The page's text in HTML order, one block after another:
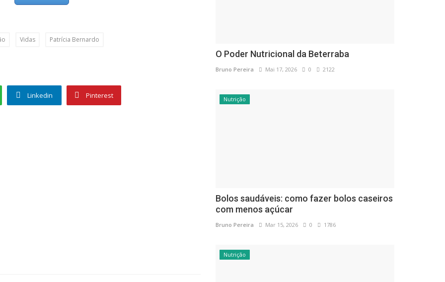
Vidas Patrícia Bernardo
Linkedin Pinterest
O Poder Nutricional da Beterraba
Bruno Pereira Mai 17, 2026 0 2122
Nutrição
Bolos saudáveis: como fazer bolos caseiros
com menos açúcar
Bruno Pereira Mar 15, 2026 0 1786
Nutrição